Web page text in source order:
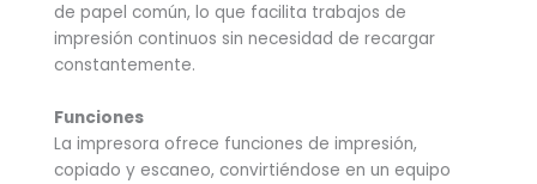
de papel común, lo que facilita trabajos de
impresión continuos sin necesidad de recargar
constantemente.
Funciones
La impresora ofrece funciones de impresión,
copiado y escaneo, convirtiéndose en un equipo